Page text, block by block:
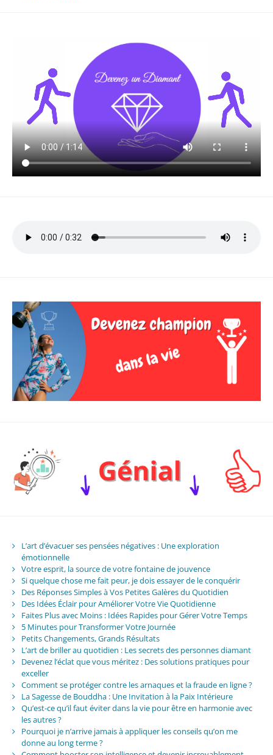
L’art d’évacuer ses pensées négatives : Une exploration
émotionnelle
Votre esprit, la source de votre fontaine de jouvence
Si quelque chose me fait peur, je dois essayer de le conquérir
Des Réponses Simples à Vos Petites Galères du Quotidien
Des Idées Éclair pour Améliorer Votre Vie Quotidienne
Faites Plus avec Moins : Idées Rapides pour Gérer Votre Temps
5 Minutes pour Transformer Votre Journée
Petits Changements, Grands Résultats
L’art de briller au quotidien : Les secrets des personnes diamant
Devenez l’éclat que vous méritez : Des solutions pratiques pour
exceller
Comment se protéger contre les arnaques et la fraude en ligne ?
La Sagesse de Bouddha : Une Invitation à la Paix Intérieure
Qu’est-ce qu’il faut éviter dans la vie pour être en harmonie avec
les autres ?
Pourquoi je n’arrive jamais à appliquer les conseils qu’on me
donne au long terme ?